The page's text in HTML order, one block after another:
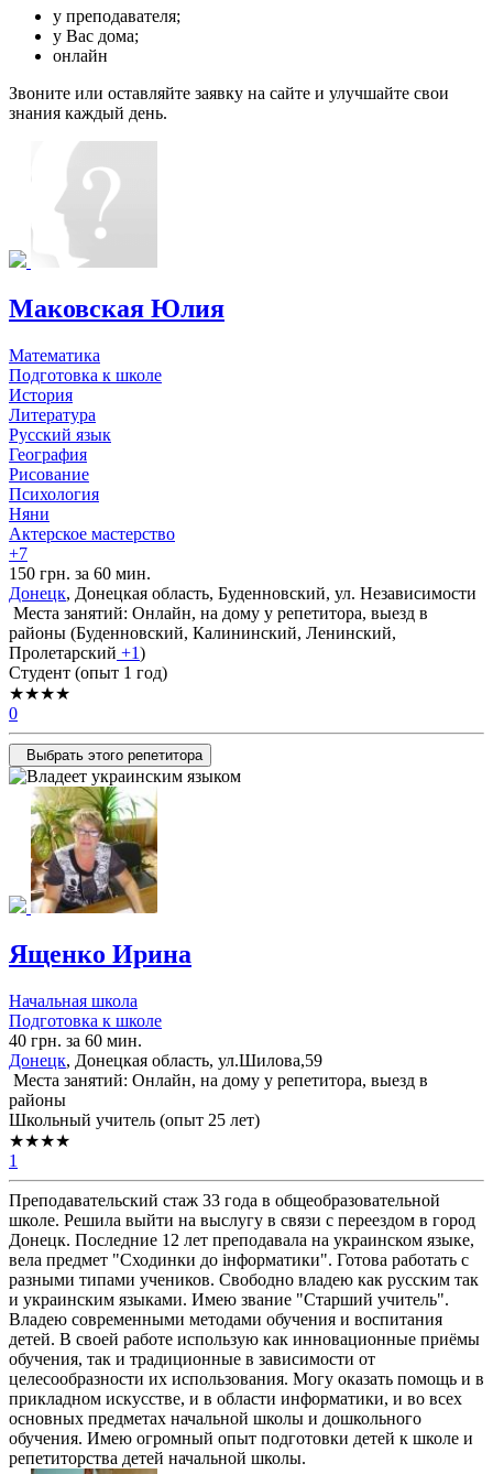
у преподавателя;
у Вас дома;
онлайн
Звоните или оставляйте заявку на сайте и улучшайте свои
знания каждый день.
Маковская Юлия
Математика
Подготовка к школе
История
Литература
Русский язык
География
Рисование
Психология
Няни
Актерское мастерство
+7
150 грн. за 60 мин.
Донецк, Донецкая область, Буденновский, ул. Независимости
Места занятий: Онлайн, на дому у репетитора, выезд в
районы (Буденновский, Калининский, Ленинский,
Пролетарский +1)
Cтудент (опыт 1 год)
★★★★
0
Выбрать этого репетитора
Ященко Ирина
Начальная школа
Подготовка к школе
40 грн. за 60 мин.
Донецк, Донецкая область, ул.Шилова,59
Места занятий: Онлайн, на дому у репетитора, выезд в
районы
Школьный учитель (опыт 25 лет)
★★★★
1
Преподавательский стаж 33 года в общеобразовательной
школе. Решила выйти на выслугу в связи с переездом в город
Донецк. Последние 12 лет преподавала на украинском языке,
вела предмет "Сходинки до інформатики". Готова работать с
разными типами учеников. Свободно владею как русским так
и украинским языками. Имею звание "Старший учитель".
Владею современными методами обучения и воспитания
детей. В своей работе использую как инновационные приёмы
обучения, так и традиционные в зависимости от
целесообразности их использования. Могу оказать помощь и в
прикладном искусстве, и в области информатики, и во всех
основных предметах начальной школы и дошкольного
обучения. Имею огромный опыт подготовки детей к школе и
репетиторства детей начальной школы.